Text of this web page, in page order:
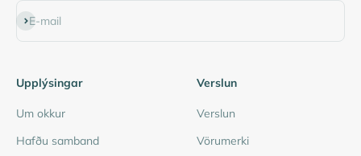
E-mail
Subscribe
Upplýsingar
Um okkur
Hafðu samband
Verslun
Verslun
Vörumerki